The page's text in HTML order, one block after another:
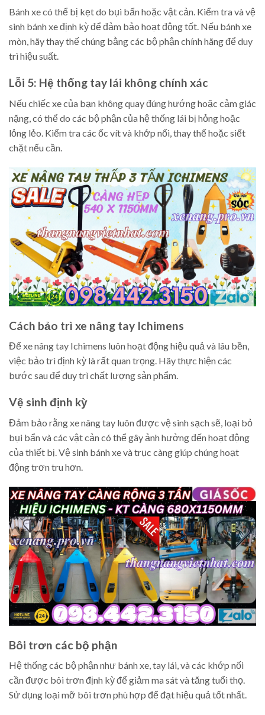
Bánh xe có thể bị kẹt do bụi bẩn hoặc vật cản. Kiểm tra và vệ
sinh bánh xe định kỳ để đảm bảo hoạt động tốt. Nếu bánh xe
mòn, hãy thay thế chúng bằng các bộ phận chính hãng để duy
trì hiệu suất.
Lỗi 5: Hệ thống tay lái không chính xác
Nếu chiếc xe của bạn không quay đúng hướng hoặc cảm giác
nặng, có thể do các bộ phận của hệ thống lái bị hỏng hoặc
lỏng lẻo. Kiểm tra các ốc vít và khớp nối, thay thế hoặc siết
chặt nếu cần.
Cách bảo trì xe nâng tay Ichimens
Để xe nâng tay Ichimens luôn hoạt động hiệu quả và lâu bền,
việc bảo trì định kỳ là rất quan trọng. Hãy thực hiện các
bước sau để duy trì chất lượng sản phẩm.
Vệ sinh định kỳ
Đảm bảo rằng xe nâng tay luôn được vệ sinh sạch sẽ, loại bỏ
bụi bẩn và các vật cản có thể gây ảnh hưởng đến hoạt động
của thiết bị. Vệ sinh bánh xe và trục càng giúp chúng hoạt
động trơn tru hơn.
Bôi trơn các bộ phận
Hệ thống các bộ phận như bánh xe, tay lái, và các khớp nối
cần được bôi trơn định kỳ để giảm ma sát và tăng tuổi thọ.
Sử dụng loại mỡ bôi trơn phù hợp để đạt hiệu quả tốt nhất.